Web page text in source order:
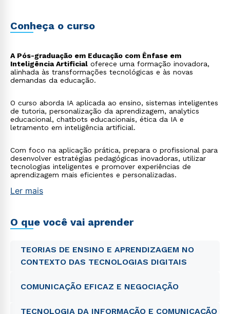
Conheça o curso
A Pós-graduação em Educação com Ênfase em
Inteligência Artificial oferece uma formação inovadora,
alinhada às transformações tecnológicas e às novas
demandas da educação.
O curso aborda IA aplicada ao ensino, sistemas inteligentes
de tutoria, personalização da aprendizagem, analytics
educacional, chatbots educacionais, ética da IA e
letramento em inteligência artificial.
Com foco na aplicação prática, prepara o profissional para
desenvolver estratégias pedagógicas inovadoras, utilizar
tecnologias inteligentes e promover experiências de
aprendizagem mais eficientes e personalizadas.
Ler mais
O que você vai aprender
TEORIAS DE ENSINO E APRENDIZAGEM NO
CONTEXTO DAS TECNOLOGIAS DIGITAIS
COMUNICAÇÃO EFICAZ E NEGOCIAÇÃO
TECNOLOGIA DA INFORMAÇÃO E COMUNICAÇÃO